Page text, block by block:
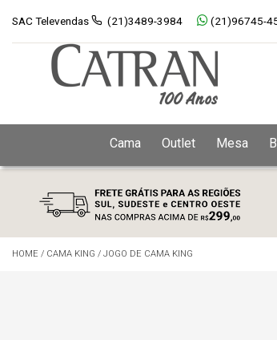
SAC Televendas (21)3489-3984 (21)96745-
Cama Outlet Mesa
HOME / CAMA KING / JOGO DE CAMA KING